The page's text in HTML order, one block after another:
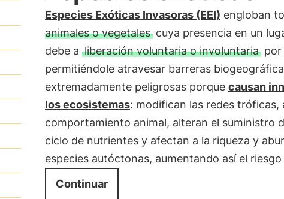
Especies Exóticas Invasoras (EEI) engloban
animales o vegetalescuya presencia en un
debe a liberación voluntaria o involuntariapor
permitiéndole atravesar barreras
extremadamente peligrosas porque causan
los ecosistemas: modifican las redes tróficas,
comportamiento animal, alteran el suministro
ciclo de nutrientes y afectan a la riqueza y
especies autóctonas, aumentando así el
Continuar